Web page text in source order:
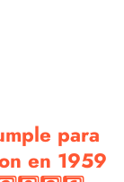
para
en 1959